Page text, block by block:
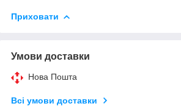
Приховати
Умови доставки
Нова Пошта
Всі умови доставки